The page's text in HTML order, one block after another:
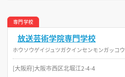
専門学校
放送芸術学院専門学校
ホウソウゲイジュツガクインセンモンガッコウ
[大阪府]大阪市西区北堀江2-4-4